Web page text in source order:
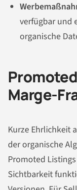
verfügbar und
organische
Marge-
Kurze Ehrlichkeit
der organische
Promoted
Sichtbarkeit